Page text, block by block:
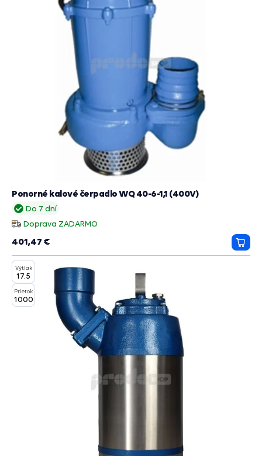
Do 7 dní
Doprava ZADARMO
Ponorné kalové čerpadlo WQ 40-6-1,1 (400V)
401,47 €
do
Výtlak
17.5
Prietok
1000